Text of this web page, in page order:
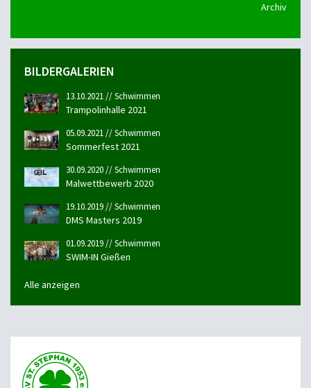
Archiv
BILDERGALERIEN
13.10.2021 // Schwimmen
Trampolinhalle 2021
05.09.2021 // Schwimmen
Sommerfest 2021
30.09.2020 // Schwimmen
Malwettbewerb 2020
19.10.2019 // Schwimmen
DMS Masters 2019
01.09.2019 // Schwimmen
SWIM-IN Gießen
Alle anzeigen